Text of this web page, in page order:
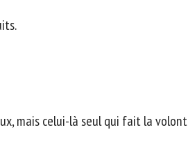
mais celui-là seul qui fait la